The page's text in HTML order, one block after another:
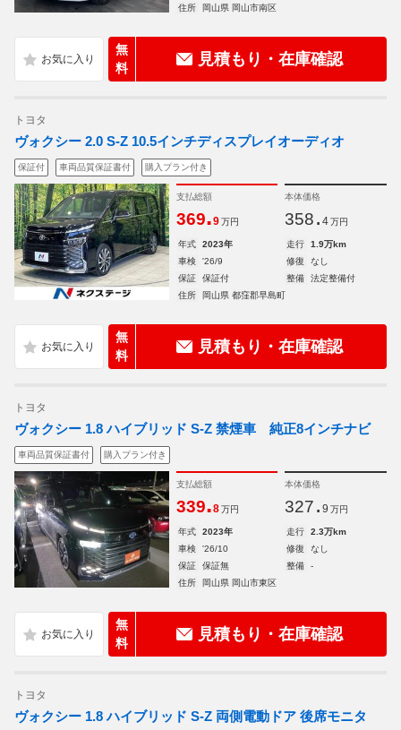
住所
岡山県 岡山市南区
無
料
見積もり・在庫確認
トヨタ
ヴォクシー 2.0 S-Z 10.5インチディスプレイオーディオ
保証付 車両品質保証書付 購入プラン付き
支払総額
369.9 万円
本体価格
358. 4 万円
年式 2023年 走行
1.9万km
車検
'26/9 修復
なし
保証
保証付 整備
法定整備付
住所
岡山県 都窪郡早島町
無
料
見積もり・在庫確認
トヨタ
ヴォクシー 1.8 ハイブリッド S-Z 禁煙車 純正8インチナビ
車両品質保証書付 購入プラン付き
支払総額
339.8 万円
本体価格
327. 9 万円
年式 2023年 走行
2.3万km
車検
'26/10 修復
なし
保証
保証無 整備
-
住所
岡山県 岡山市東区
無
料
見積もり・在庫確認
トヨタ
ヴォクシー 1.8 ハイブリッド S-Z 両側電動ドア 後席モニタ